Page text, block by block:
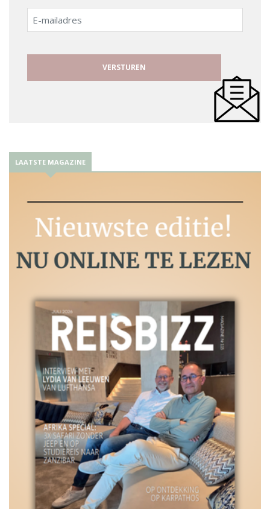
E-
mailadres
LAATSTE MAGAZINE